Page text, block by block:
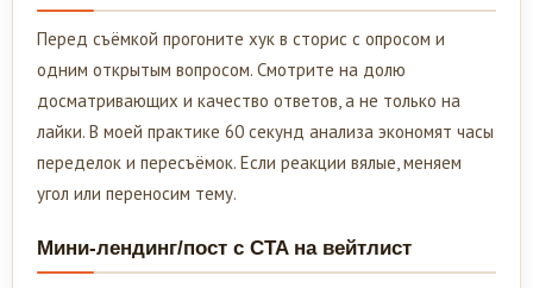
Перед съёмкой прогоните хук в сторис с опросом и
одним открытым вопросом. Смотрите на долю
досматривающих и качество ответов, а не только на
лайки. В моей практике 60 секунд анализа экономят часы
переделок и пересъёмок. Если реакции вялые, меняем
угол или переносим тему.
Мини-лендинг/пост с CTA на вейтлист